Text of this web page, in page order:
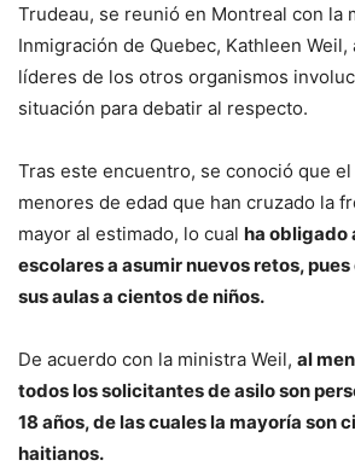
Trudeau, se reunió en Montreal con la
Inmigración de Quebec, Kathleen Weil,
líderes de los otros organismos
situación para debatir al respecto.
Tras este encuentro, se conoció que
menores de edad que han cruzado la
mayor al estimado, lo cual ha obligado
escolares a asumir nuevos retos, pues
sus aulas a cientos de niños.
De acuerdo con la ministra Weil, al
todos los solicitantes de asilo son
18 años, de las cuales la mayoría son
haitianos.